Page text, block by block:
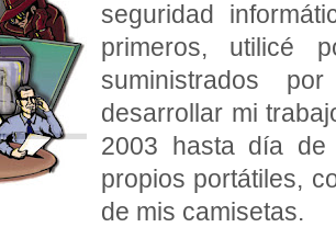
seguridad
primeros, utilicé
suministrados
desarrollar mi
2003 hasta día
propios portátiles,
de mis camisetas.